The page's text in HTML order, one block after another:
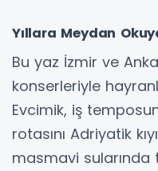
Yıllara Meydan
Bu yaz İzmir ve
konserleriyle
Evcimik, iş
rotasını Adriyatik
masmavi